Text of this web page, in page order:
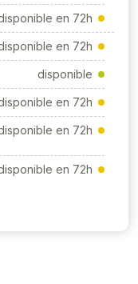
en 72h
en 72h
disponible
en 72h
en 72h
en 72h